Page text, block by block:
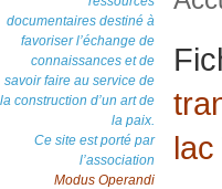
documentaires destiné à
favoriser l’échange de
connaissances et de
savoir faire au service de
la construction d’un art de
la paix.
Ce site est porté par
l’association
Modus Operandi
lac